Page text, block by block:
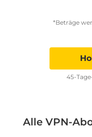
*Beträge
45-
Alle VPN-